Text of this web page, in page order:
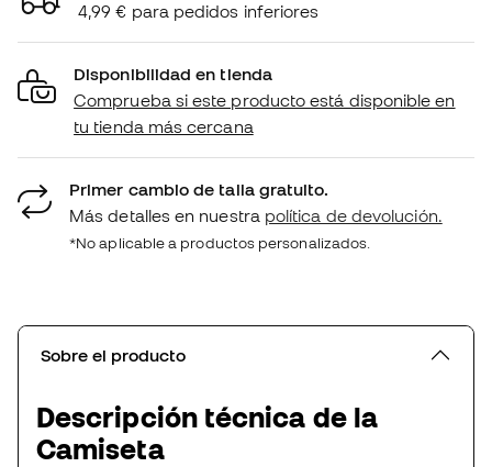
4,99 € para pedidos inferiores
Disponibilidad en tienda
Comprueba si este producto está disponible en
tu tienda más cercana
Primer cambio de talla gratuito.
Más detalles en nuestra política de devolución.
*No aplicable a productos personalizados.
Sobre el producto
Descripción técnica de la
Camiseta